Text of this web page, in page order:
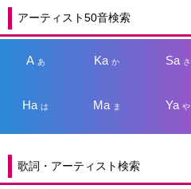
アーティスト50音検索
A あ Kaか Sa さ
Haは Ma ま Yaや
歌詞・アーティスト検索